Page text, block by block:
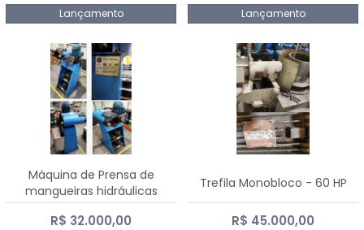
Lançamento Lançamento
Máquina de Prensa de
mangueiras hidráulicas
PE50TF - 2017
R$ 32.000,00
Trefila Monobloco - 60 HP
R$ 45.000,00